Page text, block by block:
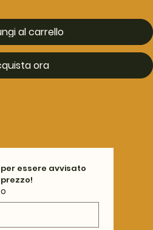
al carrello
ora
essere avvisato